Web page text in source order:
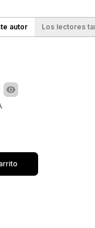
autor Los lectores